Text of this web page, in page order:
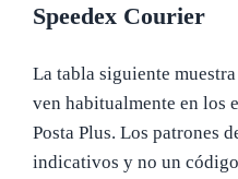
Speedex Courier
La tabla siguiente
ven habitualmente en los
Posta Plus. Los patrones
indicativos y no un